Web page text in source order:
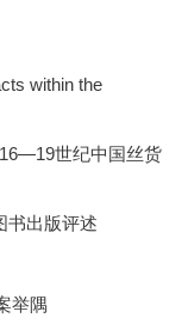
within the
世纪中国丝货
书出版评述
举隅